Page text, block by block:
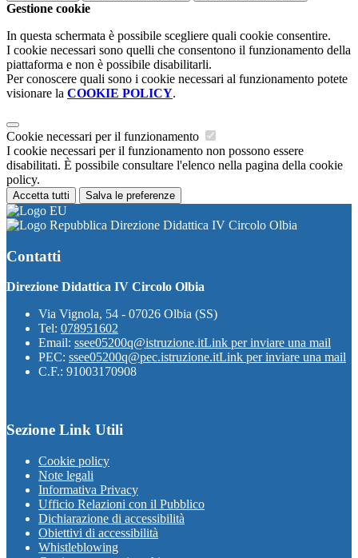
Gestione cookie
In questa schermata è possibile scegliere quali cookie consentire.
I cookie necessari sono quelli che consentono il funzionamento della
piattaforma e non è possibile disabilitarli.
Per conoscere quali sono i cookie necessari al funzionamento potete
visionare la COOKIE POLICY.
Cookie necessari per il funzionamento
I cookie necessari per il funzionamento non possono essere
disabilitati. È possibile consultare l'elenco nella pagina della cookie
policy.
Accetta tutti Salva le preferenze
Direzione Didattica IV Circolo Olbia
Contatti
Direzione Didattica IV Circolo Olbia
Via Vignola, 54 - 07026 Olbia (SS)
Tel: 078951602
Email: ssee05200q@istruzione.itLink per inviare una mail
PEC: ssee05200q@pec.istruzione.itLink per inviare una mail
C.F.: 91003170908
Sezione Link Utili
Cookie policy
Note legali
Informativa Privacy
Ufficio Relazioni con il Pubblico
Dichiarazione di accessibilità
Obiettivi di accessibilità
Whistleblowing